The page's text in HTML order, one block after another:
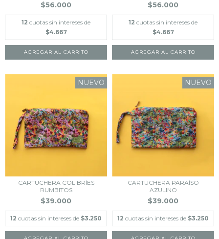
$56.000
12 cuotas sin intereses de
$4.667
$56.000
12 cuotas sin intereses de
$4.667
NUEVO
CARTUCHERA COLIBRÍES
RUMBITOS
$39.000
12 cuotas sin intereses de $3.250
NUEVO
CARTUCHERA PARAÍSO
AZULINO
$39.000
12 cuotas sin intereses de $3.250